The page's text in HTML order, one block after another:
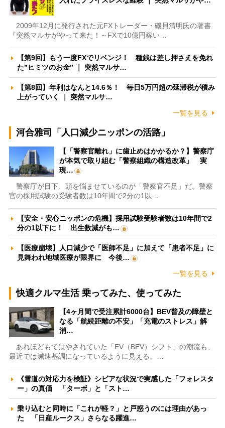
2009年12月に発行された元FXトレーダー・磯貝清明氏の著書
『突然マルサがやって来た！～FXで10億円稼い…
【第9回】もう一度FXでリベンジ！ 種銭は差し押さえを免れ
た”ヒミツのお金” ｜ 突然マルサ…
【第8回】年利はなんと14.6％！ 毎日5万円超の延滞税が積み
上がっていく ｜ 突然マルサ…
一覧を見る
河合雅司「人口減少ニッポンの活路」
【「警察官離れ」に歯止めはかかるか？】警察庁
が本気で取り組む「警察組織の構造改革」 実
現…
警察庁が目下、頭を悩ませているのが「警察官不足」だ。警察
官の採用試験の受験者数は10年間で2分の1以…
【安全・安心ニッポンの危機】採用試験受験者数は10年間で2
分の1以下に！ 出生数減がも…
【医療崩壊】人口減少で「医師不足」に加えて「患者不足」に
見舞われ地域医療が限界に 今後…
一覧を見る
快適クルマ生活 乗ってみた、使ってみた
【4ヶ月間で受注累計6000台】BEV普及の障壁と
なる「航続距離の不安」「充電のストレス」解
消…
あれほどもてはやされていた「EV（BEV）シフト」の潮流も、
最近では減速基調になっているように見える。…
《雪道の対応力を検証》シビアな状況で実感した「フォレスタ
ー」の真価 「ターボ」と「スト…
乗り込むと同時に「これが軽？」と戸惑うのには理由があっ
た 「日産ルークス」さらなる躍進…